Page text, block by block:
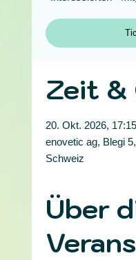
Zeit &
20. Okt. 2026,
enovetic ag, Blegi
Schweiz
Über